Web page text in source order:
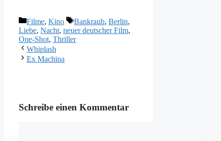
Kategorien
Filme, Kino Schlagwörter
Bankraub, Berlin,
Liebe, Nacht, neuer deutscher Film,
One-Shot, Thriller
Whiplash
Ex Machina
Schreibe einen Kommentar